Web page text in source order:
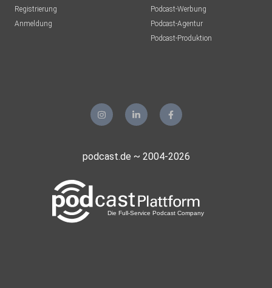
Registrierung
Anmeldung
Podcast-Werbung
Podcast-Agentur
Podcast-Produktion
podcast.de ~ 2004-2026